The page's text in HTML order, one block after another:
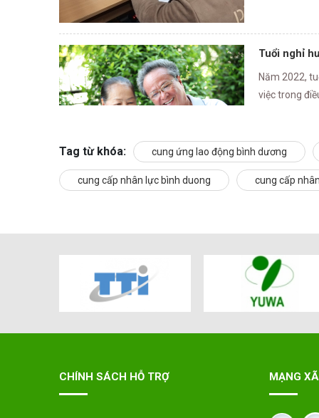
Theo Liên
bùng phát
19.11.2021)
làm là
nhân (CN)
đỉnh” cho một mùa Tết ấm áp hơn.
Tag từ khóa: cung ứng lao động bình dương
cung cấp nhân lực bình duong cung cấp
CHÍNH SÁCH HỖ TRỢ MẠNG